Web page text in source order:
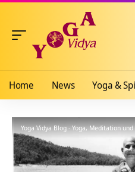
Home News Yoga &
Yoga Vidya Blog - Yoga, Meditation